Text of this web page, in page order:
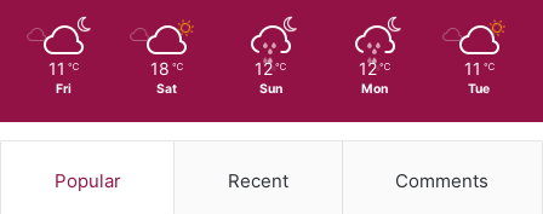
11 ℃
Fri
18 ℃
Sat
12 ℃
Sun
12 ℃
Mon
11 ℃
Tue
Popular Recent Comments